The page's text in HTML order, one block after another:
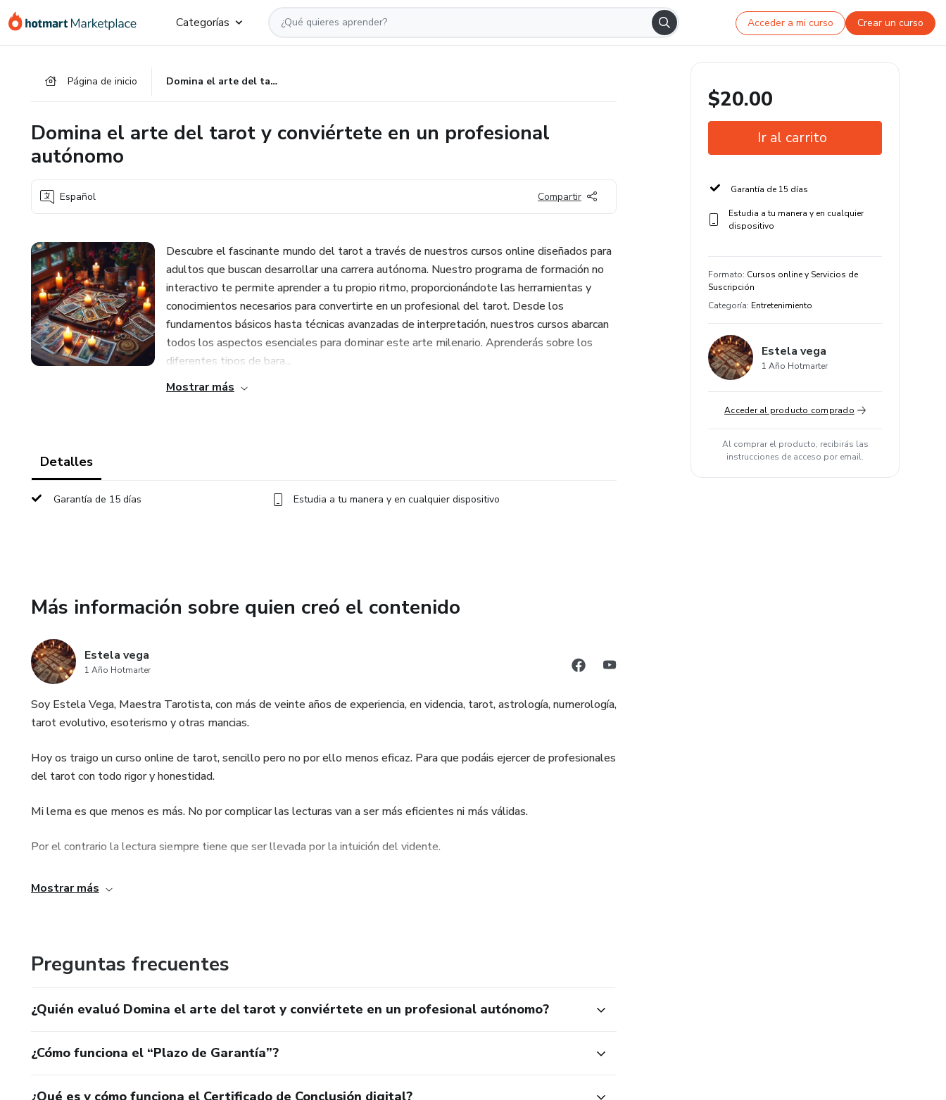
Categorías Acceder a mi curso Crear un curso
Página de inicio Domina el arte del tarot y conviértete en un profesional autónomo
Domina el arte del tarot y conviértete en un profesional
autónomo
Español Compartir
Descubre el fascinante mundo del tarot a través de nuestros cursos online diseñados para
adultos que buscan desarrollar una carrera autónoma. Nuestro programa de formación no
interactivo te permite aprender a tu propio ritmo, proporcionándote las herramientas y
conocimientos necesarios para convertirte en un profesional del tarot. Desde los
fundamentos básicos hasta técnicas avanzadas de interpretación, nuestros cursos abarcan
todos los aspectos esenciales para dominar este arte milenario. Aprenderás sobre los
diferentes tipos de bara...
Mostrar más
Detalles
Garantía de 15 días Estudia a tu manera y en cualquier dispositivo
Más información sobre quien creó el contenido
Estela vega
1 Año Hotmarter
Soy Estela Vega, Maestra Tarotista, con más de veinte años de experiencia, en videncia, tarot, astrología, numerología,
tarot evolutivo, esoterismo y otras mancias.
Hoy os traigo un curso online de tarot, sencillo pero no por ello menos eficaz. Para que podáis ejercer de profesionales
del tarot con todo rigor y honestidad.
Mi lema es que menos es más. No por complicar las lecturas van a ser más eficientes ni más válidas.
Por el contrario la lectura siempre tiene que ser llevada por la intuición del vidente.
La primera impresión de la lectura es importante, para ser riguroso con la predicción.
Mostrar más
Preguntas frecuentes
¿Quién evaluó Domina el arte del tarot y conviértete en un profesional autónomo?
¿Cómo funciona el “Plazo de Garantía”?
¿Qué es y cómo funciona el Certificado de Conclusión digital?
$20.00
Ir al carrito
Garantía de 15 días
Estudia a tu manera y en cualquier
dispositivo
Formato: Cursos online y Servicios de
Suscripción
Categoría: Entretenimiento
Estela vega
1 Año Hotmarter
Acceder al producto comprado
Al comprar el producto, recibirás las
instrucciones de acceso por email.